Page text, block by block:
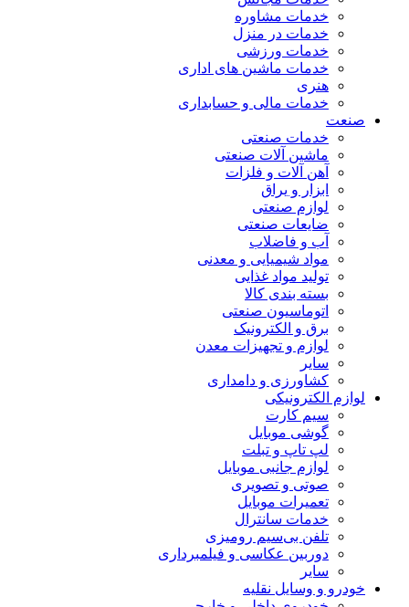
خدمات مشاوره
خدمات در منزل
خدمات ورزشی
خدمات ماشین های اداری
هنری
خدمات مالی و حسابداری
صنعت
خدمات صنعتی
ماشین آلات صنعتی
آهن آلات و فلزات
ابزار و یراق
لوازم صنعتی
ضایعات صنعتی
آب و فاضلاب
مواد شیمیایی و معدنی
تولید مواد غذایی
بسته بندی کالا
اتوماسیون صنعتی
برق و الکترونیک
لوازم و تجهیزات معدن
سایر
کشاورزی و دامداری
لوازم الکترونیکی
سیم کارت
گوشی موبایل
لپ تاپ و تبلت
لوازم جانبی موبایل
صوتی و تصویری
تعمیرات موبایل
خدمات سانترال
تلفن بی‌سیم رومیزی
دوربین عکاسی و فیلمبرداری
سایر
خودرو و وسایل نقلیه